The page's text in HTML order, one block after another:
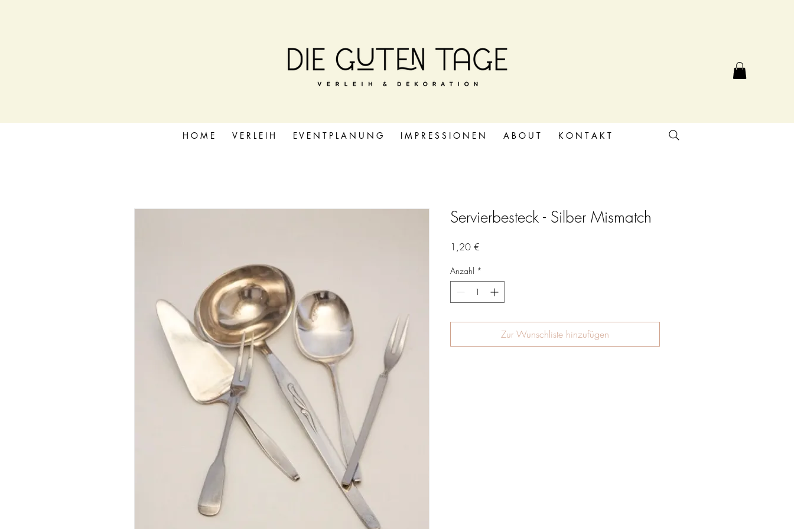
Servierbesteck - Silber Mismatch
1,20 €
Anzahl *
Zur Wunschliste hinzufügen
H O M E V E R L E I H E V E N T P L A N U N G I M P R E S S I O N E N A B O U T K O N T A K T